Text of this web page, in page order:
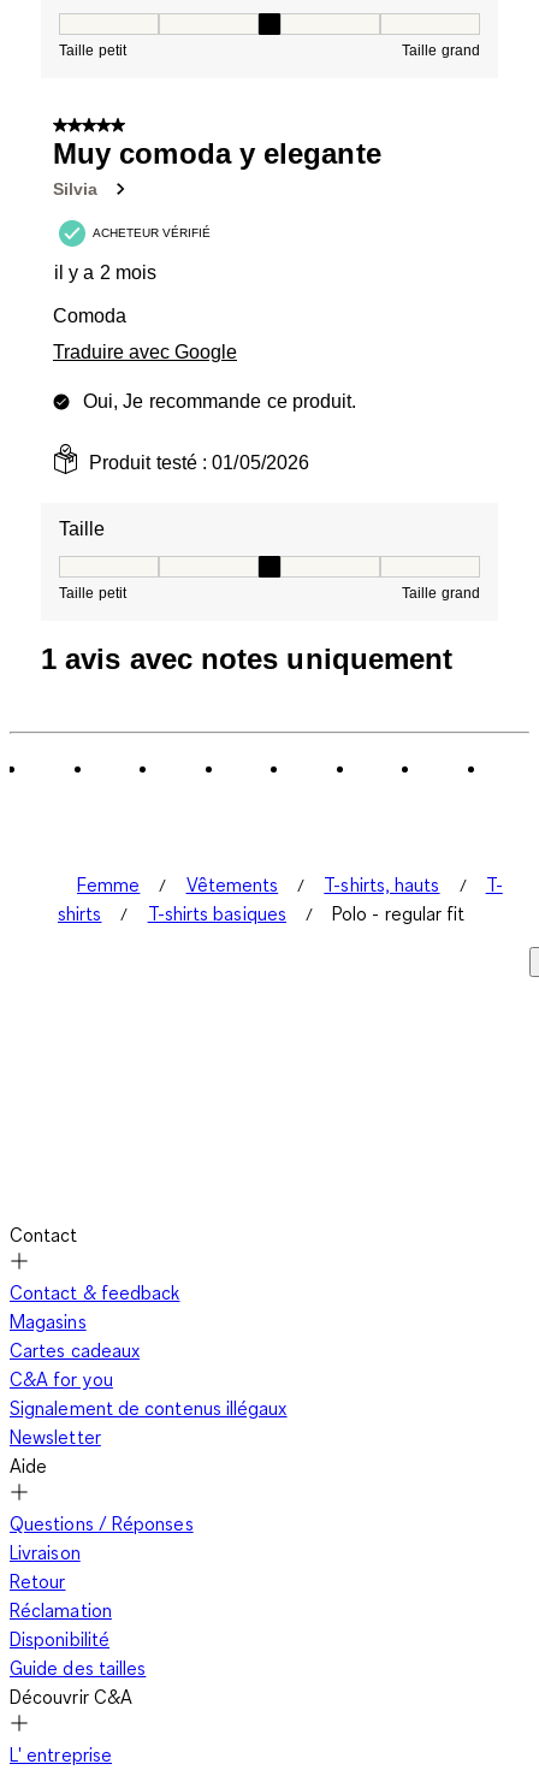
Taille petit Taille grand
5 sur 5 étoiles.
Muy comoda y elegante
Silvia
ACHETEUR VÉRIFIÉ
il y a 2 mois
Comoda
Traduire avec Google
Oui, Je recommande ce produit.
Produit testé :01/05/2026
Taille
Taille petit Taille grand
1 avis avec notes uniquement
Femme Vêtements T-shirts, hauts
T-
shirts
T-shirts basiques Polo - regular fit
Contact
Contact & feedback
Magasins
Cartes cadeaux
C&A for you
Signalement de contenus illégaux
Newsletter
Aide
Questions / Réponses
Livraison
Retour
Réclamation
Disponibilité
Guide des tailles
Découvrir C&A
L' entreprise